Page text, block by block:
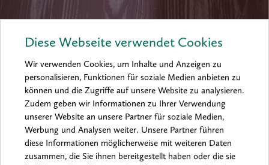
Diese Webseite verwendet Cookies
Wir verwenden Cookies, um Inhalte und Anzeigen zu
personalisieren, Funktionen für soziale Medien anbieten zu
können und die Zugriffe auf unsere Website zu analysieren.
Zudem geben wir Informationen zu Ihrer Verwendung
unserer Website an unsere Partner für soziale Medien,
Werbung und Analysen weiter. Unsere Partner führen
diese Informationen möglicherweise mit weiteren Daten
zusammen, die Sie ihnen bereitgestellt haben oder die sie